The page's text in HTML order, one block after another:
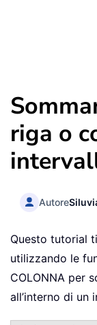
riga o
Autore
Questo tutorial
utilizzando le
COLONNA per
all’interno di un